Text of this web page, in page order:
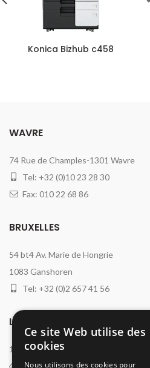
Konica Bizhub c458
WAVRE
74 Rue de Champles-1301 Wavre
Tel: +32 (0)10 23 28 30
Fax: 010 22 68 86
BRUXELLES
54 bt4 Av. Marie de Hongrie
1083 Ganshoren
Tel: +32 (0)2 657 41 56
LIÈGE
13 Clos Chanmurly
4000 Liège
Ce site Web utilise des
cookies
Nous utilisons des cookies pour